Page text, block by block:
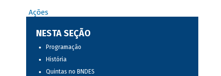
Ações
NESTA SEÇÃO
Programação
História
Quintas no BNDES